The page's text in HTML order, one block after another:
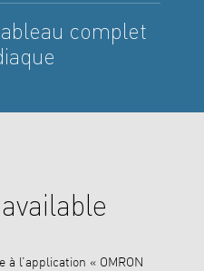
complet
l’application « OMRON